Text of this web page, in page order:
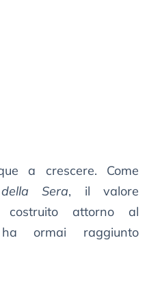
a crescere. Come
Sera, il valore
costruito attorno al
ormai raggiunto